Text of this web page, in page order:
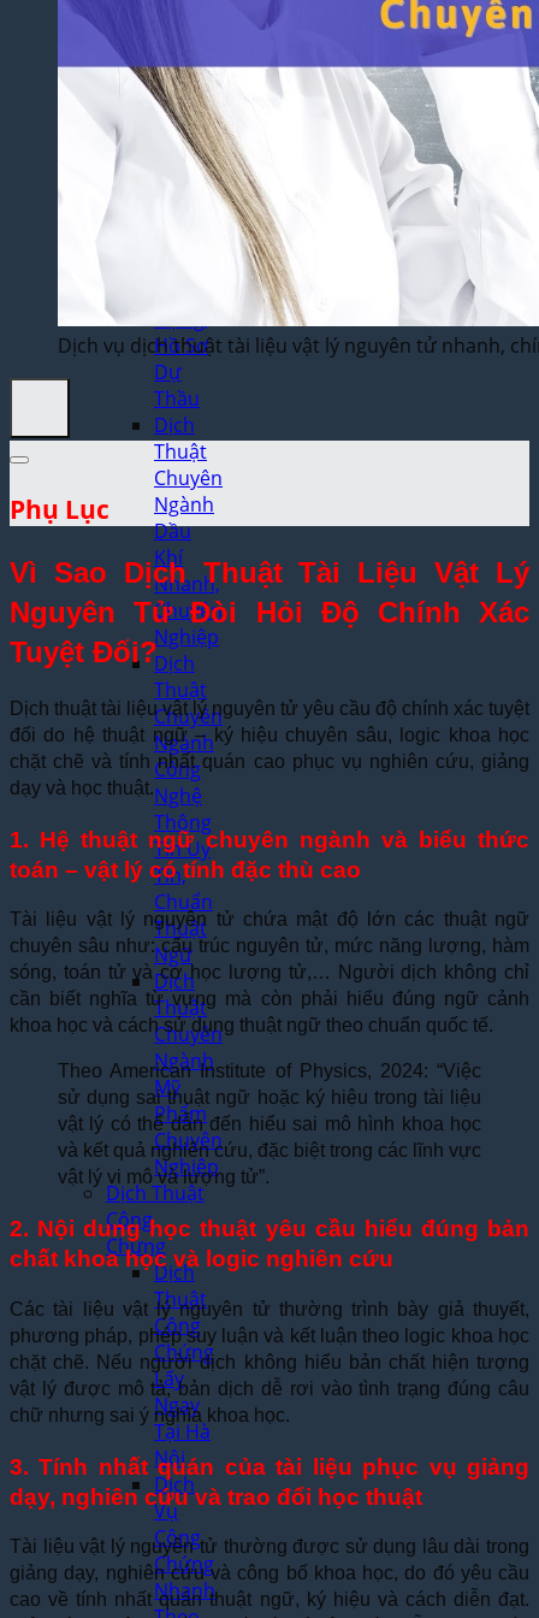
Chơi
Điện
Tử
Dịch
Thuật
Hồ Sơ
Dự
Thầu
Dịch
Thuật
Chuyên
Ngành
Dầu
Khí
Nhanh,
Chuyên
Nghiệp
Dịch
Thuật
Chuyên
Ngành
Công
Nghệ
Thông
Tin Uy
Tín,
Chuẩn
Thuật
Ngữ
Dịch
Thuật
Chuyên
Ngành
Mỹ
Phẩm
Chuyên
Nghiệp
Dịch Thuật
Công
Chứng
Dịch
Thuật
Công
Chứng
Lấy
Ngay
Tại Hà
Nội
Dịch
Vụ
Công
Chứng
Nhanh
Dịch vụ dịch thuật tài liệu vật lý nguyên tử nhanh,
Phụ Lục
Vì Sao Dịch Thuật Tài Liệu Vật Lý
Nguyên Tử Đòi Hỏi Độ Chính Xác
Tuyệt Đối?
Dịch thuật tài liệu vật lý nguyên tử yêu cầu độ chính xác tuyệt
đối do hệ thuật ngữ – ký hiệu chuyên sâu, logic khoa học
chặt chẽ và tính nhất quán cao phục vụ nghiên cứu, giảng
dạy và học thuật.
1. Hệ thuật ngữ chuyên ngành và biểu thức
toán – vật lý có tính đặc thù cao
Tài liệu vật lý nguyên tử chứa mật độ lớn các thuật ngữ
chuyên sâu như: cấu trúc nguyên tử, mức năng lượng, hàm
sóng, toán tử và cơ học lượng tử,… Người dịch không chỉ
cần biết nghĩa từ vựng mà còn phải hiểu đúng ngữ cảnh
khoa học và cách sử dụng thuật ngữ theo chuẩn quốc tế.
Theo American Institute of Physics, 2024: “Việc
sử dụng sai thuật ngữ hoặc ký hiệu trong tài liệu
vật lý có thể dẫn đến hiểu sai mô hình khoa học
và kết quả nghiên cứu, đặc biệt trong các lĩnh vực
vật lý vi mô và lượng tử”.
2. Nội dung học thuật yêu cầu hiểu đúng bản
chất khoa học và logic nghiên cứu
Các tài liệu vật lý nguyên tử thường trình bày giả thuyết,
phương pháp, phép suy luận và kết luận theo logic khoa học
chặt chẽ. Nếu người dịch không hiểu bản chất hiện tượng
vật lý được mô tả, bản dịch dễ rơi vào tình trạng đúng câu
chữ nhưng sai ý nghĩa khoa học.
3. Tính nhất quán của tài liệu phục vụ giảng
dạy, nghiên cứu và trao đổi học thuật
Tài liệu vật lý nguyên tử thường được sử dụng lâu dài trong
giảng dạy, nghiên cứu và công bố khoa học, do đó yêu cầu
cao về tính nhất quán thuật ngữ, ký hiệu và cách diễn đạt.